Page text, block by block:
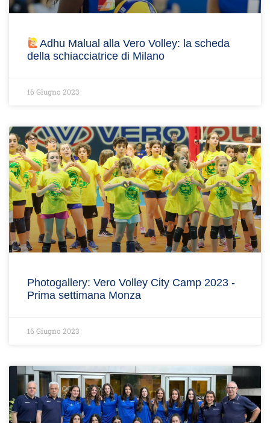
Adhu Malual alla Vero Volley: la scheda
della schiacciatrice di Milano
16 Giugno 2023
Photogallery: Vero Volley City Camp 2023 -
Prima settimana Monza
16 Giugno 2023